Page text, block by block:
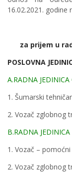
16.02.2021. godine
za prijem u
POSLOVNA
A.RADNA JEDINICA
1. Šumarski
2. Vozač zglobnog
B.RADNA
1. Vozač –
2. Vozač zglobnog